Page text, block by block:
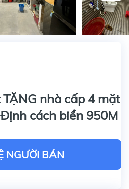
TẶNG nhà cấp 4 mặt
cách biển 950M
NGƯỜI BÁN